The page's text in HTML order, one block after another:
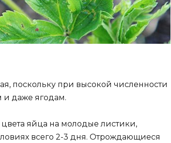
поскольку при высокой численности
и даже ягодам.
яйца на молодые листики,
всего 2-3 дня. Отрождающиеся